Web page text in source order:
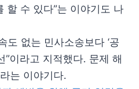
할 수 있다”는 이야기도 나
도 없는 민사소송보다 ‘공
”이라고 지적했다. 문제 해
는 이야기다.